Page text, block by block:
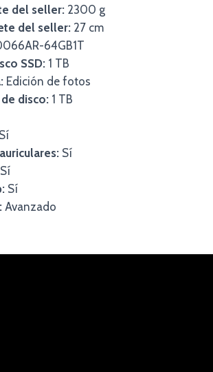
del seller: 2300 g
del seller: 27 cm
64GB1T
SSD: 1 TB
Edición de fotos
disco: 1 TB
Sí
Sí
Sí
Sí
Avanzado